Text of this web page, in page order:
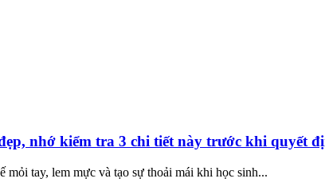
nhớ kiểm tra 3 chi tiết này trước khi quyết
tay, lem mực và tạo sự thoải mái khi học sinh...